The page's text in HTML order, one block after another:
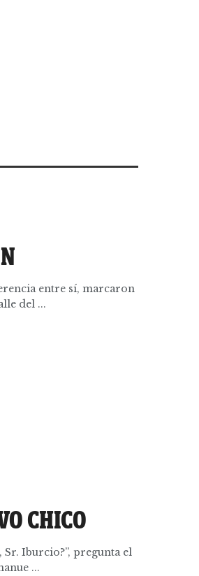
entre sí, marcaron
del ...
CHICO
Sr. Iburcio?”, pregunta el
...